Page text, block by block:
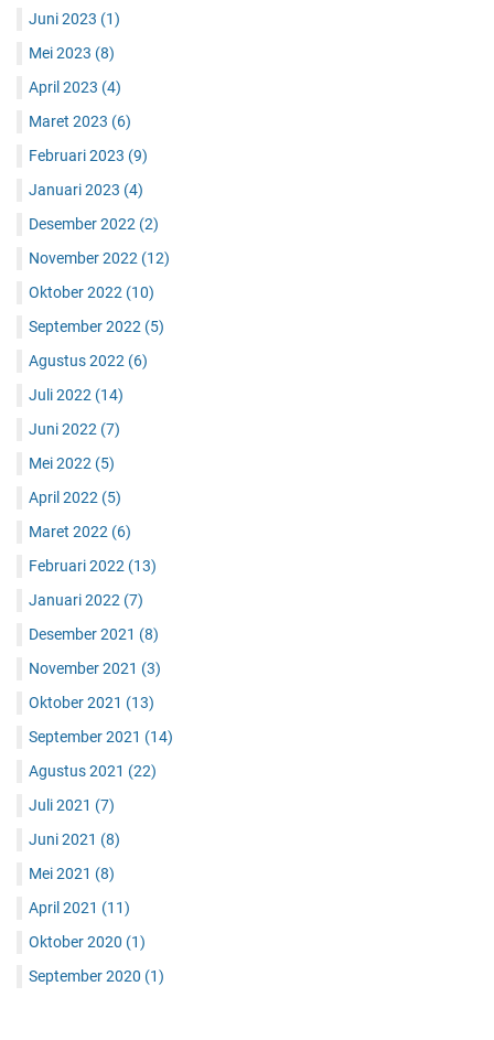
Juni 2023 (1)
Mei 2023 (8)
April 2023 (4)
Maret 2023 (6)
Februari 2023 (9)
Januari 2023 (4)
Desember 2022 (2)
November 2022 (12)
Oktober 2022 (10)
September 2022 (5)
Agustus 2022 (6)
Juli 2022 (14)
Juni 2022 (7)
Mei 2022 (5)
April 2022 (5)
Maret 2022 (6)
Februari 2022 (13)
Januari 2022 (7)
Desember 2021 (8)
November 2021 (3)
Oktober 2021 (13)
September 2021 (14)
Agustus 2021 (22)
Juli 2021 (7)
Juni 2021 (8)
Mei 2021 (8)
April 2021 (11)
Oktober 2020 (1)
September 2020 (1)